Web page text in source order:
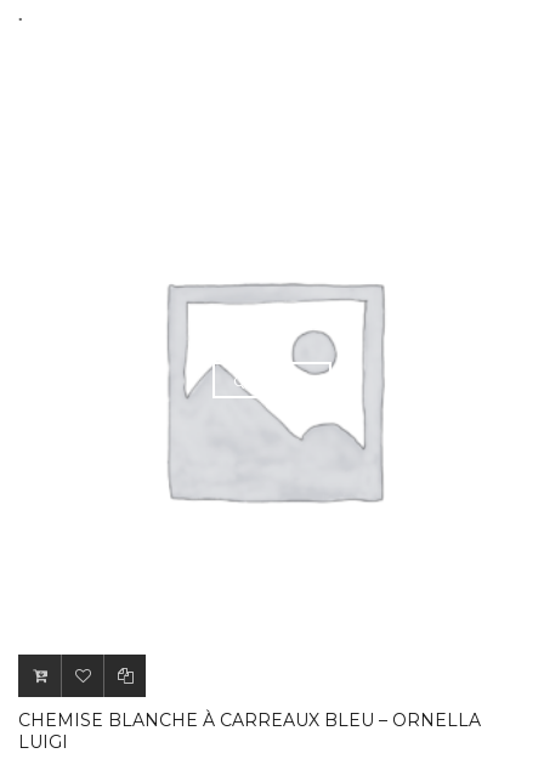
.
QUICK VIEW
CHEMISE BLANCHE À CARREAUX BLEU – ORNELLA
LUIGI